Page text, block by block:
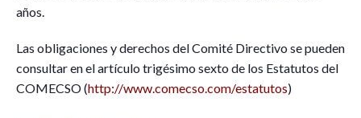
años.
Las obligaciones y derechos del Comité Directivo se pueden
consultar en el artículo trigésimo sexto de los Estatutos del
COMECSO (http://www.comecso.com/estatutos)